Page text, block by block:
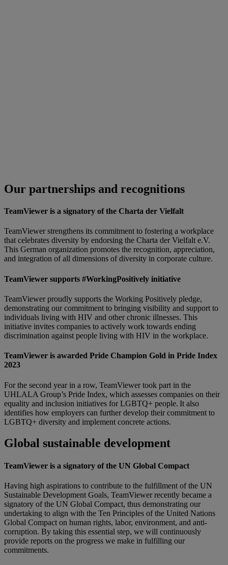
Our partnerships and recognitions
TeamViewer is a signatory of the Charta der Vielfalt
TeamViewer strengthens its commitment to fostering a workplace
that celebrates diversity by endorsing the Charta der Vielfalt e.V.
This German organization promotes the recognition, appreciation,
and integration of all dimensions of diversity in corporate culture.
TeamViewer supports #WorkingPositively initiative
TeamViewer proudly supports the Working Positively pledge,
demonstrating our commitment to bringing visibility and support to
individuals living with HIV and other chronic illnesses. This
initiative invites companies to actively work towards ending
discrimination against people living with HIV in the workplace.
TeamViewer is awarded Pride Champion Gold in Pride Index
2023
For the second year in a row, TeamViewer took part in the
UHLALA Group’s Pride Index, which assesses companies on their
equality and inclusion initiatives for LGBTQ+ people. It also
identifies how employers can further develop their commitment to
LGBTQ+ diversity and implement concrete actions.
Global sustainable development
TeamViewer is a signatory of the UN Global Compact
Having high aspirations to contribute to the fulfillment of the UN
Sustainable Development Goals, TeamViewer recently became a
signatory of the UN Global Compact, thus demonstrating our
undertaking to align with the Ten Principles of the United Nations
Global Compact on human rights, labor, environment, and anti-
corruption. By taking this essential step, we will continuously
provide reports on the progress we make in fulfilling our
commitments.